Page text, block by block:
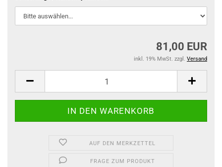
81,00 EUR
inkl. 19% MwSt. zzgl. Versand
AUF DEN MERKZETTEL
FRAGE ZUM PRODUKT